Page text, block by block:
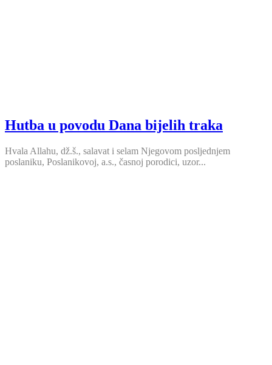
Hutba u povodu Dana bijelih traka
Hvala Allahu, dž.š., salavat i selam Njegovom posljednjem
poslaniku, Poslanikovoj, a.s., časnoj porodici, uzor...